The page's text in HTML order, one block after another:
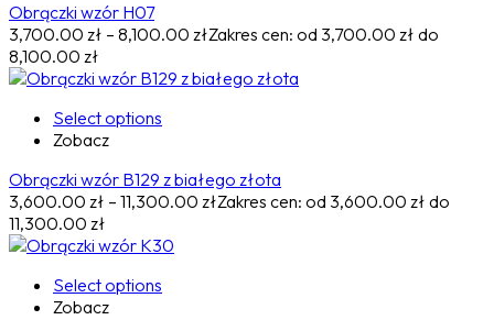
Obrączki wzór H07
3,700.00 zł – 8,100.00 złZakres cen: od 3,700.00 zł do
8,100.00 zł
Select options
Zobacz
Obrączki wzór B129 z białego złota
3,600.00 zł – 11,300.00 złZakres cen: od 3,600.00 zł do
11,300.00 zł
Select options
Zobacz